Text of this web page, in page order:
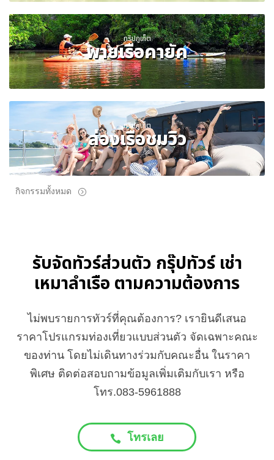
ทริปภูเก็ต
พายเรือคายัค
ทริปภูเก็ต
ล่องเรือชมวิว
กิจกรรมทั้งหมด
รับจัดทัวร์ส่วนตัว กรุ๊ปทัวร์ เช่า
เหมาลำเรือ ตามความต้องการ
ไม่พบรายการทัวร์ที่คุณต้องการ? เรายินดีเสนอ
ราคาโปรแกรมท่องเที่ยวแบบส่วนตัว จัดเฉพาะคณะ
ของท่าน โดยไม่เดินทางร่วมกับคณะอื่น ในราคา
พิเศษ ติดต่อสอบถามข้อมูลเพิ่มเติมกับเรา หรือ
โทร.083-5961888
โทรเลย